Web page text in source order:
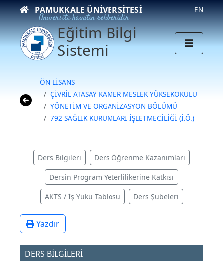
PAMUKKALE ÜNIVERSITESI
Üniversite hayatın rehberidir
EN
Eğitim Bilgi
Sistemi
ÖN LİSANS
ÇİVRİL ATASAY KAMER MESLEK YÜKSEKOKULU
YÖNETİM VE ORGANİZASYON BÖLÜMÜ
792 SAĞLIK KURUMLARI İŞLETMECİLİĞİ (İ.Ö.)
Ders Bilgileri Ders Öğrenme Kazanımları
Dersin Program Yeterlilikerine Katkısı
AKTS / İş Yükü Tablosu Ders Şubeleri
Yazdır
DERS BİLGİLERİ